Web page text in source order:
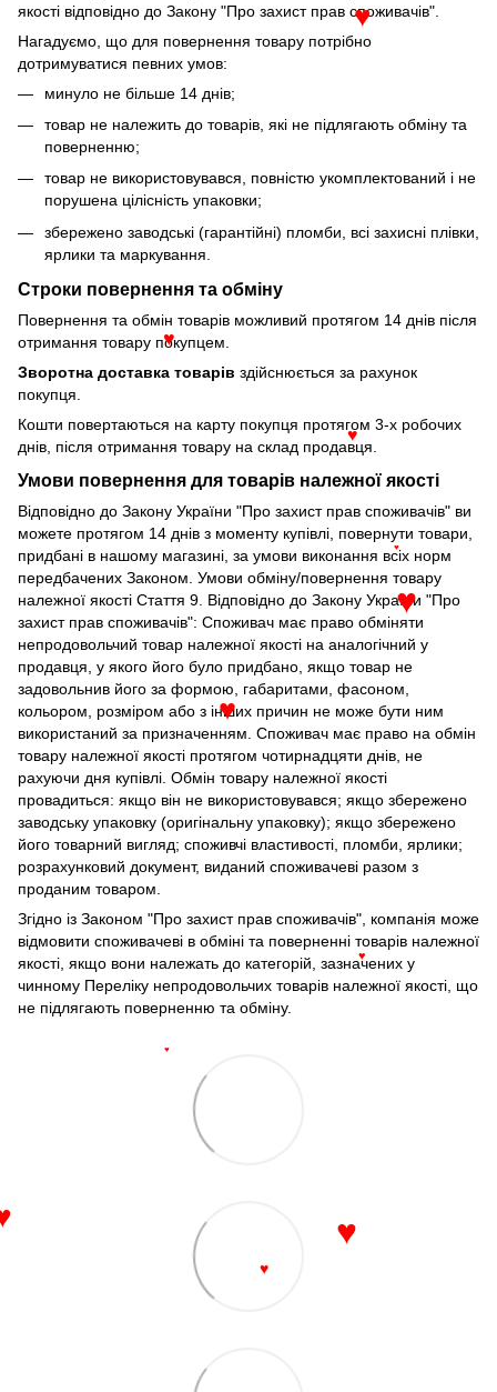
якості відповідно до Закону "Про захист прав споживачів".
Нагадуємо, що для повернення товару потрібно
дотримуватися певних умов:
минуло не більше 14 днів;
товар не належить до товарів, які не підлягають обміну та
поверненню;
товар не використовувався, повністю укомплектований і не
порушена цілісність упаковки;
збережено заводські (гарантійні) пломби, всі захисні плівки,
ярлики та маркування.
Строки повернення та обміну
Повернення та обмін товарів можливий протягом 14 днів після
отримання товару покупцем.
Зворотна доставка товарів здійснюється за рахунок
покупця.
Кошти повертаються на карту покупця протягом 3-х робочих
днів, після отримання товару на склад продавця.
Умови повернення для товарів належної якості
Відповідно до Закону України "Про захист прав споживачів" ви
можете протягом 14 днів з моменту купівлі, повернути товари,
придбані в нашому магазині, за умови виконання всіх норм
передбачених Законом. Умови обміну/повернення товару
належної якості Стаття 9. Відповідно до Закону України "Про
захист прав споживачів": Споживач має право обміняти
непродовольчий товар належної якості на аналогічний у
продавця, у якого його було придбано, якщо товар не
задовольнив його за формою, габаритами, фасоном,
кольором, розміром або з інших причин не може бути ним
використаний за призначенням. Споживач має право на обмін
товару належної якості протягом чотирнадцяти днів, не
рахуючи дня купівлі. Обмін товару належної якості
провадиться: якщо він не використовувався; якщо збережено
заводську упаковку (оригінальну упаковку); якщо збережено
його товарний вигляд; споживчі властивості, пломби, ярлики;
розрахунковий документ, виданий споживачеві разом з
проданим товаром.
Згідно із Законом "Про захист прав споживачів", компанія може
відмовити споживачеві в обміні та поверненні товарів належної
якості, якщо вони належать до категорій, зазначених у
чинному Переліку непродовольчих товарів належної якості, що
не підлягають поверненню та обміну.
♥
♥
♥
♥
♥
♥
♥
♥
♥